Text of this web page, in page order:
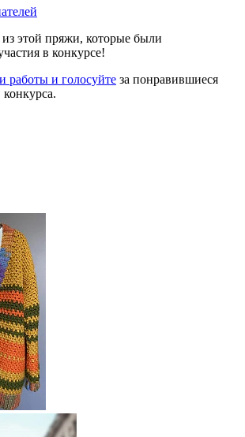
этой пряжи, которые были
в конкурсе!
работы и голосуйте за понравившиеся